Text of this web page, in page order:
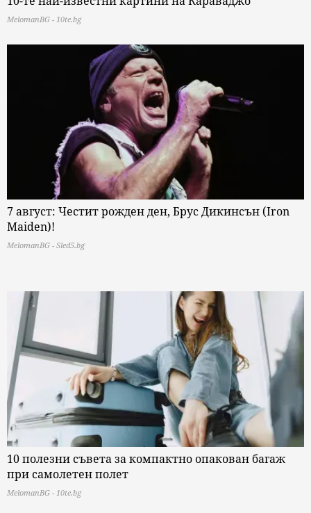
MelomanBG - 10te.bg
7 август: Честит рожден ден, Брус Дикинсън (Iron
Maiden)!
MelomanBG - Sled5.bg
10 полезни съвета за компактно опакован багаж
при самолетен полет
MelomanBG - 10te.bg